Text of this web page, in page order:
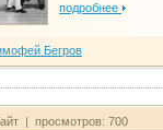
подробнее
Бегров
| просмотров: 700